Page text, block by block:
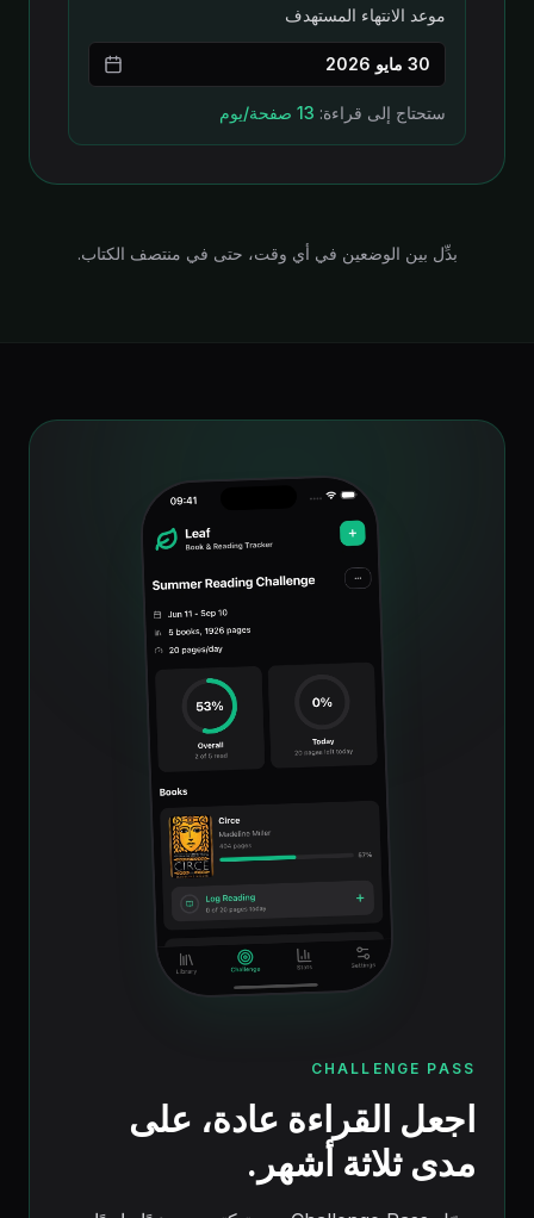
موعد الانتهاء المستهدف
30 مايو 2026
ستحتاج إلى قراءة: 13 صفحة/يوم
بدِّل بين الوضعين في أي وقت، حتى في منتصف الكتاب.
CHALLENGE PASS
اجعل القراءة عادة، على
مدى ثلاثة أشهر.